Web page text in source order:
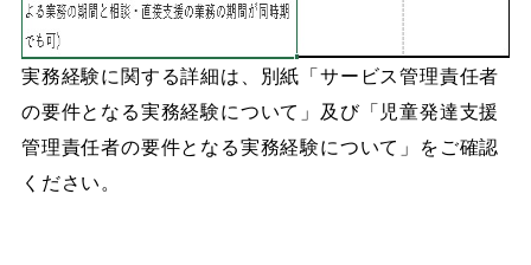
実務経験に関する詳細は、別紙「サービス管理責任者
の要件となる実務経験について」及び「児童発達支援
管理責任者の要件となる実務経験について」をご確認
ください。